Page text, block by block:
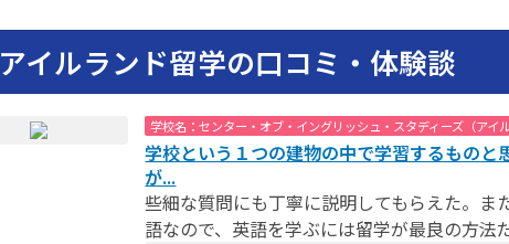
アイルランド留学の口コミ・体験談
学校名：センター・オブ・イングリッシュ・スタディーズ（アイル
学校という１つの建物の中で学習するものと
が...
些細な質問にも丁寧に説明してもらえた。ま
語なので、英語を学ぶには留学が最良の方法